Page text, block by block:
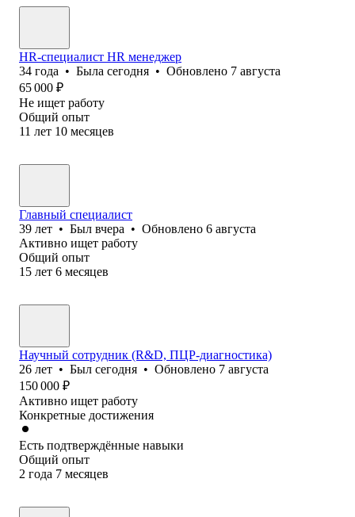
HR-специалист HR менеджер
34 года • Была сегодня • Обновлено 7 августа
65 000 ₽
Не ищет работу
Общий опыт
11 лет 10 месяцев
Главный специалист
39 лет • Был вчера • Обновлено 6 августа
Активно ищет работу
Общий опыт
15 лет 6 месяцев
Научный сотрудник (R&D, ПЦР-диагностика)
26 лет • Был сегодня • Обновлено 7 августа
150 000 ₽
Активно ищет работу
Конкретные достижения
Есть подтверждённые навыки
Общий опыт
2 года 7 месяцев